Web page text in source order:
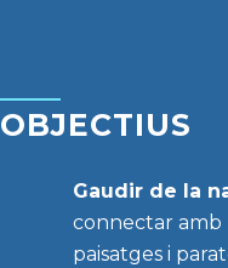
OBJECTIUS
Gaudir de la
connectar amb
paisatges i